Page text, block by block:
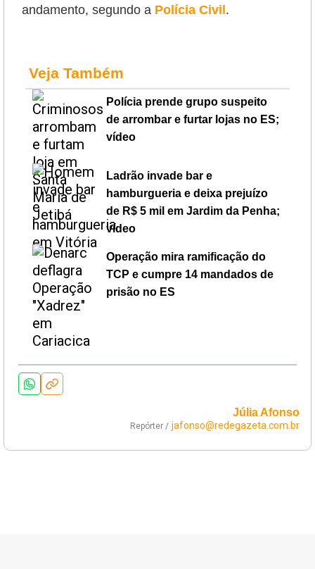
andamento, segundo a Polícia Civil .
Veja Também
Polícia prende grupo suspeito
de arrombar e furtar lojas no ES;
vídeo
Ladrão invade bar e
hamburgueria e deixa prejuízo
de R$ 5 mil em Jardim da Penha;
vídeo
Operação mira ramificação do
TCP e cumpre 14 mandados de
prisão no ES
Júlia Afonso
Repórter / jafonso@redegazeta.com.br